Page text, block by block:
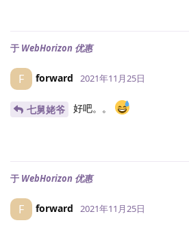
于 WebHorizon 优惠
F forward 2021年11月25日
七舅姥爷 好吧。。
于 WebHorizon 优惠
F forward 2021年11月25日